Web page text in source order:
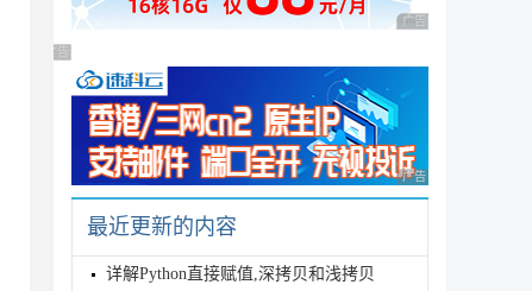
广告 商业广告，理性
广告 商业广告，理性选择
广告 商业广告，理性
最近更新的内容
详解Python直接赋值,深拷贝和浅拷贝